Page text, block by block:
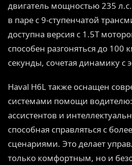
двигатель мощностью 235
в паре с 9-ступенчатой
доступна версия с 1.5T
способен разгоняться до 100
секунды, сочетая динамику с
Haval H6L также оснащен
системами помощи
ассистентов и
способная справляться с
сценариями. Это делает
только комфортным, но и